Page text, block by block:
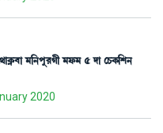
³[>šå¹Kã ³ó¡³ 5 ƒà ëW¡A¡[Å>
2020